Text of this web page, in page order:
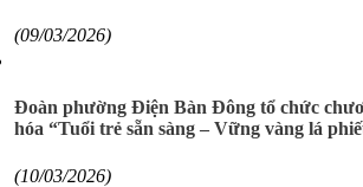
(09/03/2026)
Đoàn phường Điện Bàn Đông tổ chức
hóa “Tuổi trẻ sẵn sàng – Vững vàng lá
(10/03/2026)